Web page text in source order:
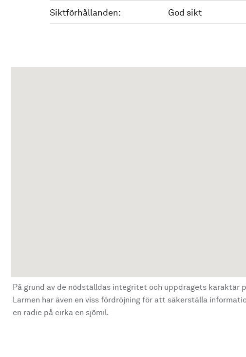
Siktförhållanden: God sikt
På grund av de nödställdas integritet och uppdragets karaktär
Larmen har även en viss fördröjning för att säkerställa
en radie på cirka en sjömil.